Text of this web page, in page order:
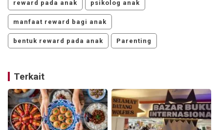
reward pada anak psikolog anak
manfaat reward bagi anak
bentuk reward pada anak Parenting
Terkait